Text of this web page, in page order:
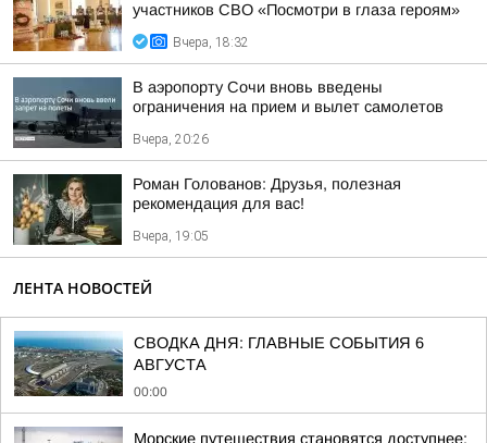
участников СВО «Посмотри в глаза героям»
Вчера, 18:32
В аэропорту Сочи вновь введены
ограничения на прием и вылет самолетов
Вчера, 20:26
Роман Голованов: Друзья, полезная
рекомендация для вас!
Вчера, 19:05
ЛЕНТА НОВОСТЕЙ
СВОДКА ДНЯ: ГЛАВНЫЕ СОБЫТИЯ 6
АВГУСТА
00:00
Морские путешествия становятся доступнее: